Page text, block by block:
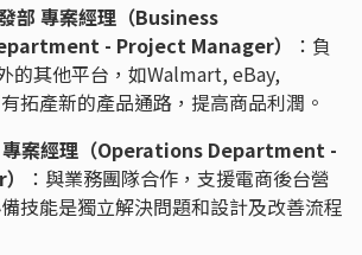
部 專案經理（Business
- Project Manager）
：負
的其他平台，如Walmart, eBay,
拓產新的產品通路，提高商品利潤。
專案經理（Operations Department -
：與業務團隊合作，支援電商後台營
技能是獨立解決問題和設計及改善流程